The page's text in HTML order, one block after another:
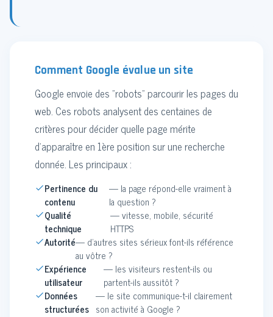
Comment Google évalue un site
Google envoie des "robots" parcourir les pages du
web. Ces robots analysent des centaines de
critères pour décider quelle page mérite
d'apparaître en 1ère position sur une recherche
donnée. Les principaux :
Pertinence du
contenu
— la page répond-elle vraiment à
la question ?
Qualité
technique
— vitesse, mobile, sécurité
HTTPS
Autorité— d'autres sites sérieux font-ils référence
au vôtre ?
Expérience
utilisateur
— les visiteurs restent-ils ou
partent-ils aussitôt ?
Données
structurées
— le site communique-t-il clairement
son activité à Google ?